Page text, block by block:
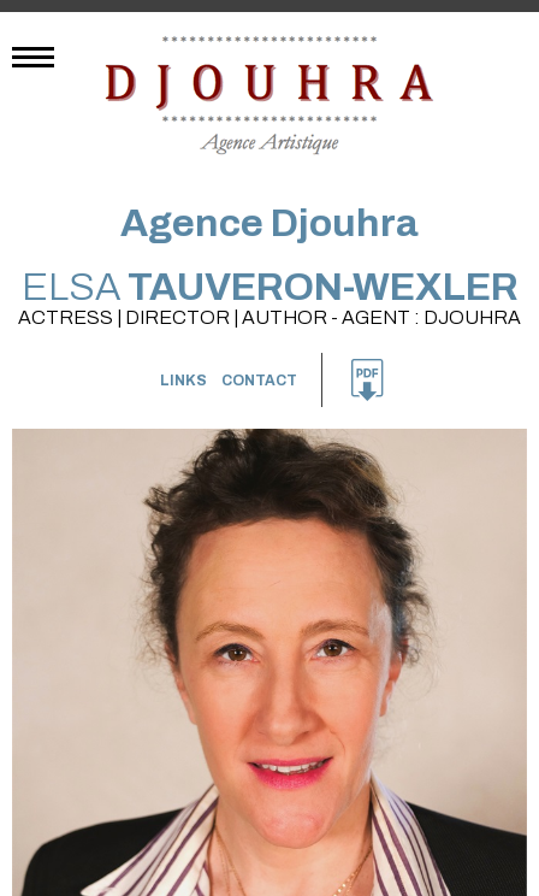
Agence Djouhra
ELSATAUVERON-WEXLER
ACTRESS | DIRECTOR | AUTHOR - AGENT : DJOUHRA
LINKS CONTACT